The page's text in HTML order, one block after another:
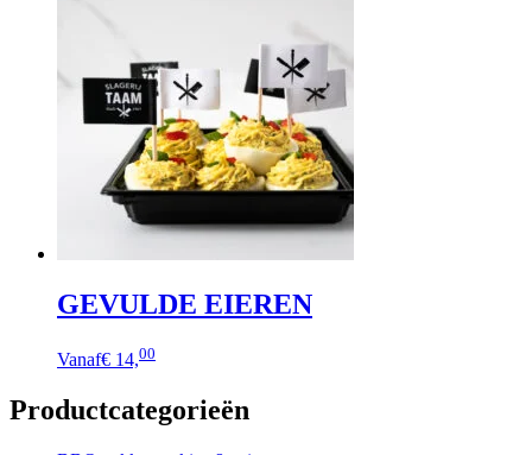
GEVULDE EIEREN
Vanaf€ 14,00
Productcategorieën